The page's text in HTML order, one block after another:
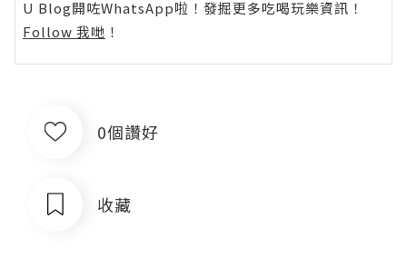
U Blog開咗WhatsApp啦！發掘更多吃喝玩樂資訊！
Follow 我哋 ！
0個讚好
收藏